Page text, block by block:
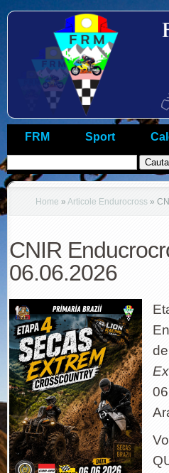
FRM Sport
Home » Articole Endurocross »
CNIR
06.06.2026